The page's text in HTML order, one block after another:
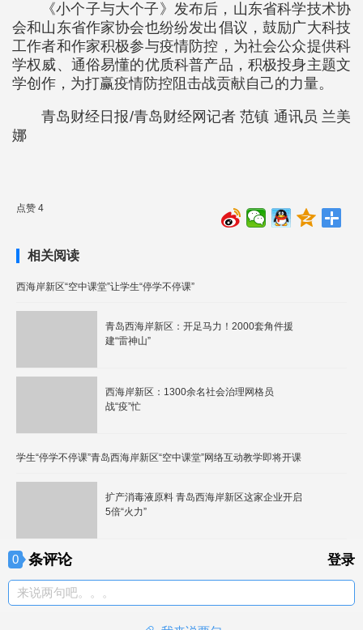
《小个子与大个子》发布后，山东省科学技术协
会和山东省作家协会也纷纷发出倡议，鼓励广大科技
工作者和作家积极参与疫情防控，为社会公众提供科
学权威、通俗易懂的优质科普产品，积极投身主题文
学创作，为打赢疫情防控阻击战贡献自己的力量。
青岛财经日报/青岛财经网记者 范镇 通讯员 兰美
娜
点赞 4
相关阅读
西海岸新区“空中课堂”让学生“停学不停课”
青岛西海岸新区：开足马力！2000套角件援
建“雷神山”
西海岸新区：1300余名社会治理网格员
战“疫”忙
学生“停学不停课”青岛西海岸新区“空中课堂”网络互动教学即将开课
扩产消毒液原料 青岛西海岸新区这家企业开启
5倍“火力”
0 条评论 登录
来说两句吧。。。